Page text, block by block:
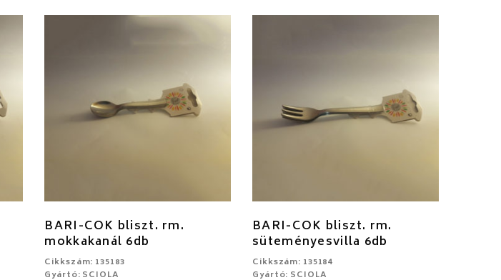
BARI-COK bliszt. rm.
mokkakanál 6db
Cikkszám: 135183
Gyártó: SCIOLA
BARI-COK bliszt. rm.
süteményesvilla 6db
Cikkszám: 135184
Gyártó: SCIOLA